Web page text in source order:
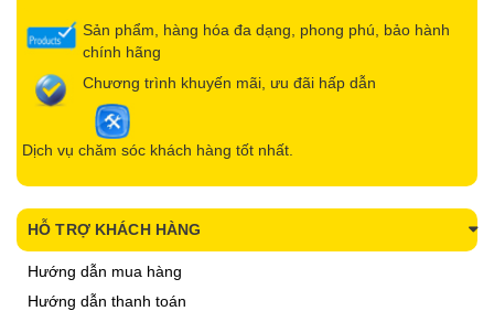
Sản phẩm, hàng hóa đa dạng, phong phú, bảo hành
chính hãng
Chương trình khuyến mãi, ưu đãi hấp dẫn
Dịch vụ chăm sóc khách hàng tốt nhất.
HỖ TRỢ KHÁCH HÀNG
Hướng dẫn mua hàng
Hướng dẫn thanh toán